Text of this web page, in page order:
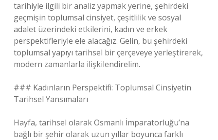
tarihiyle ilgili bir analiz yapmak yerine, şehirdeki
geçmişin toplumsal cinsiyet, çeşitlilik ve sosyal
adalet üzerindeki etkilerini, kadın ve erkek
perspektifleriyle ele alacağız. Gelin, bu şehirdeki
toplumsal yapıyı tarihsel bir çerçeveye yerleştirerek,
modern zamanlarla ilişkilendirelim.
### Kadınların Perspektifi: Toplumsal Cinsiyetin
Tarihsel Yansımaları
Hayfa, tarihsel olarak Osmanlı İmparatorluğu’na
bağlı bir şehir olarak uzun yıllar boyunca farklı